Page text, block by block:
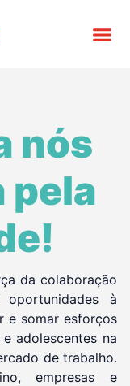
nós
pela
da colaboração
à
e somar esforços
adolescentes na
de trabalho.
empresas e